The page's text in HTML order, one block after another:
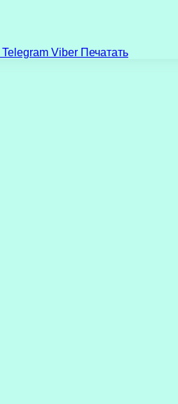
Telegram Viber Печатать